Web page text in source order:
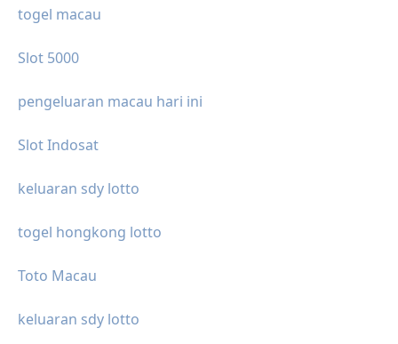
togel macau
Slot 5000
pengeluaran macau hari ini
Slot Indosat
keluaran sdy lotto
togel hongkong lotto
Toto Macau
keluaran sdy lotto